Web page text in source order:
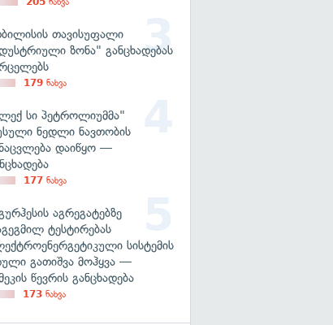
თავისუფალი
ზონა" განცხადებას
179 ნახვა
სი პეტროლიუმმა"
ნედლი ნავთობის
დაიწყო —
177 ნახვა
აგრეგატებზე
ტესტირებას
სისტემის
გათიშვა მოჰყვა —
წევრის განცხადება
173 ნახვა